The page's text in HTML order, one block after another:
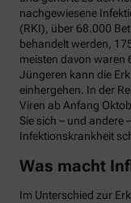
nachgewiesene
(RKI), über 68.000
behandelt werden,
meisten davon waren
Jüngeren kann die
einhergehen. In der
Viren ab Anfang
Sie sich – und andere
Infektionskrankheit
Was macht
Im Unterschied zur